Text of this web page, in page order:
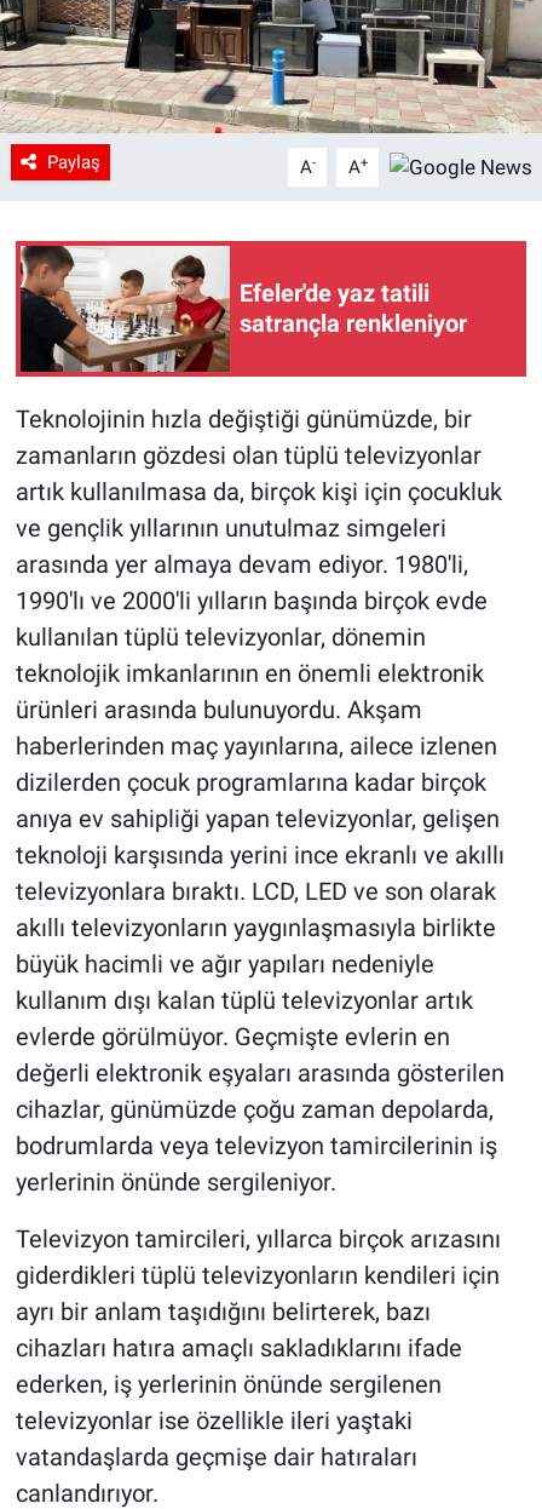
Paylaş A- A+
Efeler'de yaz tatili
satrançla renkleniyor
Teknolojinin hızla değiştiği günümüzde, bir
zamanların gözdesi olan tüplü televizyonlar
artık kullanılmasa da, birçok kişi için çocukluk
ve gençlik yıllarının unutulmaz simgeleri
arasında yer almaya devam ediyor. 1980'li,
1990'lı ve 2000'li yılların başında birçok evde
kullanılan tüplü televizyonlar, dönemin
teknolojik imkanlarının en önemli elektronik
ürünleri arasında bulunuyordu. Akşam
haberlerinden maç yayınlarına, ailece izlenen
dizilerden çocuk programlarına kadar birçok
anıya ev sahipliği yapan televizyonlar, gelişen
teknoloji karşısında yerini ince ekranlı ve akıllı
televizyonlara bıraktı. LCD, LED ve son olarak
akıllı televizyonların yaygınlaşmasıyla birlikte
büyük hacimli ve ağır yapıları nedeniyle
kullanım dışı kalan tüplü televizyonlar artık
evlerde görülmüyor. Geçmişte evlerin en
değerli elektronik eşyaları arasında gösterilen
cihazlar, günümüzde çoğu zaman depolarda,
bodrumlarda veya televizyon tamircilerinin iş
yerlerinin önünde sergileniyor.
Televizyon tamircileri, yıllarca birçok arızasını
giderdikleri tüplü televizyonların kendileri için
ayrı bir anlam taşıdığını belirterek, bazı
cihazları hatıra amaçlı sakladıklarını ifade
ederken, iş yerlerinin önünde sergilenen
televizyonlar ise özellikle ileri yaştaki
vatandaşlarda geçmişe dair hatıraları
canlandırıyor.